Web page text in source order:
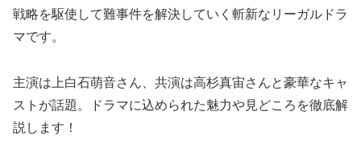
戦略を駆使して難事件を解決していく斬新なリーガルドラ
マです。
主演は上白石萌音さん、共演は高杉真宙さんと豪華なキャ
ストが話題。ドラマに込められた魅力や見どころを徹底解
説します！